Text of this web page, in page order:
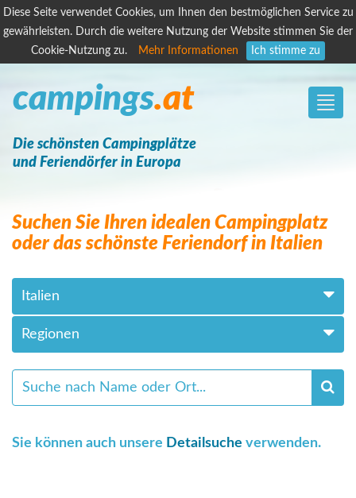
Diese Seite verwendet Cookies, um Ihnen den bestmöglichen Service zu
gewährleisten. Durch die weitere Nutzung der Website stimmen Sie der
Cookie-Nutzung zu.
Mehr Informationen Ich stimme zu
Toggle
campings.at
Die schönsten Campingplätze
und Feriendörfer in Europa
Suchen Sie Ihren idealen Campingplatz
oder das schönste Feriendorf in Italien
Italien
Regionen
Sie können auch unsere Detailsuche verwenden.